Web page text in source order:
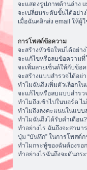
จะแสดงรูปภาพด้านล่าง
จะเปลี่ยนระดับขั้นได้อย่าง
เมื่อฉันคลิกส่ง email ให้ผู้
การโพสต์ข้อความ
จะสร้างหัวข้อใหม่ได้อย่าง
จะแก้ไขหรือลบข้อความที่
จะเพิ่มลายเซ็นต์ให้กับข้อ
จะสร้างแบบสำรวจได้อย่า
ทำไมฉันถึงเพิ่มตัวเลือกใ
จะแก้ไขหรือลบแบบสำรว
ทำไมถึงเข้าไปในบอร์ด ไ
ทำไมถึงลงคะแนนในแบบ
ทำไมฉันถึงได้รับคำเตือน?
ทำอย่างไร ฉันถึงจะสาม
ปุ่ม “บันทึก” ในการโพสต์
ทำไมกระทู้ของฉันต้องรอ
ทำอย่างไรฉันถึงจะดันกร